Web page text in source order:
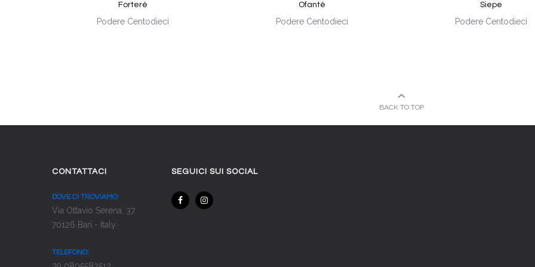
Forterè
Podere Centodieci
Ofantè
Podere Centodieci
Siepe
Podere Centodieci
BACK TO TOP
CONTATTACI
DOVE CI TROVIAMO:
Via Ottavio Serena, 37
70126 Bari - Italy
TELEFONO:
SEGUICI SUI SOCIAL